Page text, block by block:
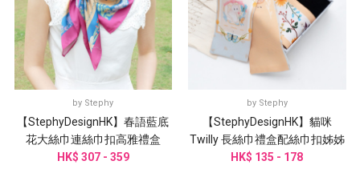
by Stephy
【StephyDesignHK】春語藍底
花大絲巾連絲巾扣高雅禮盒
HK$ 307 - 359
by Stephy
【StephyDesignHK】貓咪
Twilly 長絲巾禮盒配絲巾扣姊姊
禮盒
HK$ 135 - 178